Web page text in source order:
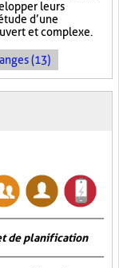
leurs
d’une
et complexe.
(13)
de planification